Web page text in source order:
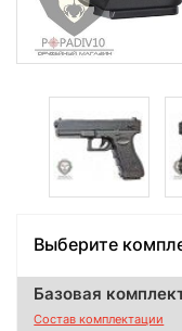
Выберите
Базовая
Состав комплектации